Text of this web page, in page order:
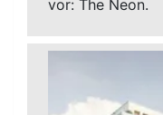
vor: The Neon.